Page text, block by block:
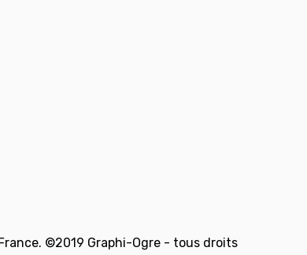
©2019 Graphi-Ogre - tous droits